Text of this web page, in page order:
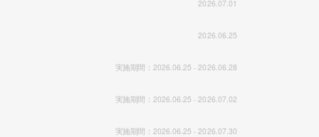
2026.07.01
2026.06.25
実施期間：2026.06.25 - 2026.06.28
実施期間：2026.06.25 - 2026.07.02
実施期間：2026.06.25 - 2026.07.30